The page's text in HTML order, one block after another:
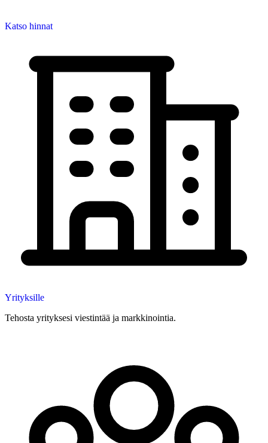
Katso hinnat
Yrityksille
Tehosta yrityksesi viestintää ja markkinointia.